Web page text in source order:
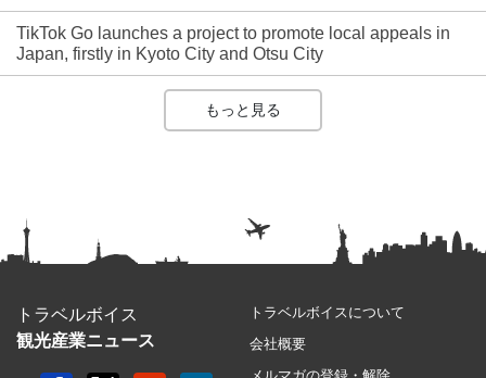
TikTok Go launches a project to promote local appeals in
Japan, firstly in Kyoto City and Otsu City
もっと見る
トラベルボイス
観光産業ニュース
トラベルボイスについて
会社概要